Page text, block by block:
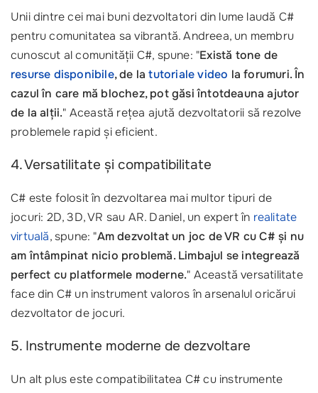
Unii dintre cei mai buni dezvoltatori din lume laudă C#
pentru comunitatea sa vibrantă. Andreea, un membru
cunoscut al comunității C#, spune: "Există tone de
resurse disponibile, de latutoriale video la forumuri. În
cazul în care mă blochez, pot găsi întotdeauna ajutor
de la alții." Această rețea ajută dezvoltatorii să rezolve
problemele rapid și eficient.
4. Versatilitate și compatibilitate
C# este folosit în dezvoltarea mai multor tipuri de
jocuri: 2D, 3D, VR sau AR. Daniel, un expert în realitate
virtuală, spune: "Am dezvoltat un joc de VR cu C# și nu
am întâmpinat nicio problemă. Limbajul se integrează
perfect cu platformele moderne." Această versatilitate
face din C# un instrument valoros în arsenalul oricărui
dezvoltator de jocuri.
5. Instrumente moderne de dezvoltare
Un alt plus este compatibilitatea C# cu instrumente